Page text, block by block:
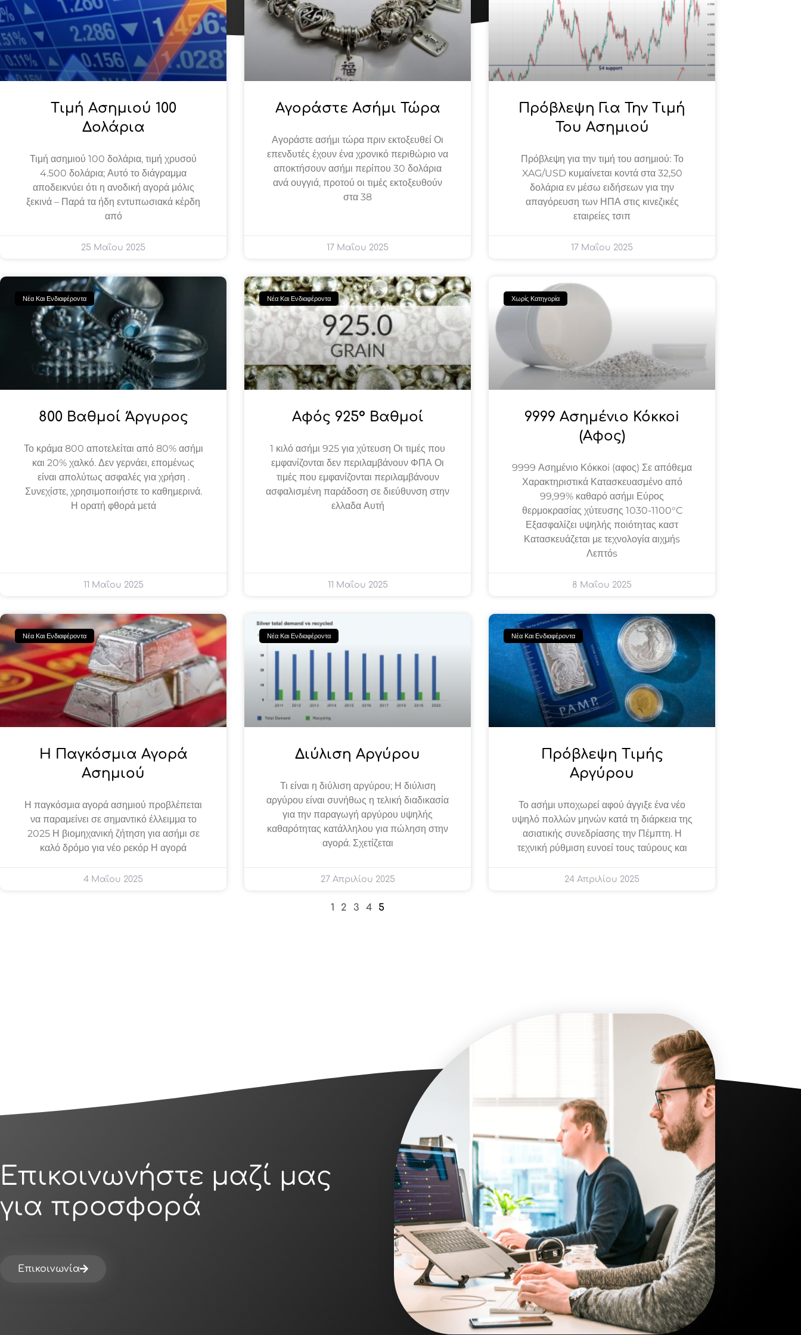
Τιμή Ασημιού 100
Δολάρια
Τιμή ασημιού 100 δολάρια, τιμή χρυσού
4.500 δολάρια; Αυτό το διάγραμμα
αποδεικνύει ότι η ανοδική αγορά μόλις
ξεκινά – Παρά τα ήδη εντυπωσιακά κέρδη
από
25 Μαΐου 2025
Αγοράστε Ασήμι Τώρα
Αγοράστε ασήμι τώρα πριν εκτοξευθεί Οι
επενδυτές έχουν ένα χρονικό περιθώριο να
αποκτήσουν ασήμι περίπου 30 δολάρια
ανά ουγγιά, προτού οι τιμές εκτοξευθούν
στα 38
17 Μαΐου 2025
Πρόβλεψη Για Την Τιμή
Του Ασημιού
Πρόβλεψη για την τιμή του ασημιού: Το
XAG/USD κυμαίνεται κοντά στα 32,50
δολάρια εν μέσω ειδήσεων για την
απαγόρευση των ΗΠΑ στις κινεζικές
εταιρείες τσιπ
17 Μαΐου 2025
Νέα Και Ενδιαφέροντα
800 Βαθμοί Άργυρος
Το κράμα 800 αποτελείται από 80% ασήμι
και 20% χαλκό. Δεν γερνάει, επομένως
είναι απολύτως ασφαλές για χρήση .
Συνεχίστε, χρησιμοποιήστε το καθημερινά.
Η ορατή φθορά μετά
11 Μαΐου 2025
Νέα Και Ενδιαφέροντα
Αφός 925° Βαθμοί
1 κιλό ασήμι 925 για χύτευση Οι τιμές που
εμφανίζονται δεν περιλαμβάνουν ΦΠΑ Οι
τιμές που εμφανίζονται περιλαμβάνουν
ασφαλισμένη παράδοση σε διεύθυνση στην
ελλαδα Αυτή
11 Μαΐου 2025
Χωρίς Κατηγορία
9999 Ασημένιο Κόκκοi
(αφος)
9999 Ασημένιο Κόκκοi (αφος) Σε απόθεμα
Χαρακτηριστικά Κατασκευασμένο από
99,99% καθαρό ασήμι Εύρος
θερμοκρασίας χύτευσης 1030-1100°C
Εξασφαλίζει υψηλής ποιότητας καστ
Κατασκευάζεται με τεχνολογία αιχμήs
Λεπτόs
8 Μαΐου 2025
Νέα Και Ενδιαφέροντα
Η Παγκόσμια Αγορά
Ασημιού
Η παγκόσμια αγορά ασημιού προβλέπεται
να παραμείνει σε σημαντικό έλλειμμα το
2025 Η βιομηχανική ζήτηση για ασήμι σε
καλό δρόμο για νέο ρεκόρ Η αγορά
4 Μαΐου 2025
Νέα Και Ενδιαφέροντα
Διύλιση Αργύρου
Τι είναι η διύλιση αργύρου; Η διύλιση
αργύρου είναι συνήθως η τελική διαδικασία
για την παραγωγή αργύρου υψηλής
καθαρότητας κατάλληλου για πώληση στην
αγορά. Σχετίζεται
27 Απριλίου 2025
Νέα Και Ενδιαφέροντα
Πρόβλεψη Τιμής
Αργύρου
Το ασήμι υποχωρεί αφού άγγιξε ένα νέο
υψηλό πολλών μηνών κατά τη διάρκεια της
ασιατικής συνεδρίασης την Πέμπτη. Η
τεχνική ρύθμιση ευνοεί τους ταύρους και
24 Απριλίου 2025
1 2 3 4 5
Επικοινωνήστε μαζί μας
για προσφορά
Επικοινωνία